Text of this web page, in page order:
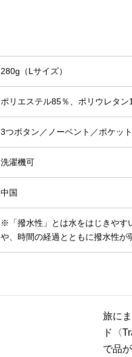
280g（Lサイズ）
ポリエステル85％、ポリウレタン
3つボタン／ノーベント／ポケッ
洗濯機可
中国
※「撥水性」とは水をはじきやす
や、時間の経過とともに撥水性が
旅に
ド〈
で品